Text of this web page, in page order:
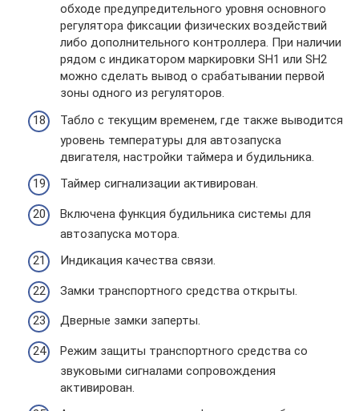
обходе предупредительного уровня основного
регулятора фиксации физических воздействий
либо дополнительного контроллера. При наличии
рядом с индикатором маркировки SH1 или SH2
можно сделать вывод о срабатывании первой
зоны одного из регуляторов.
Табло с текущим временем, где также выводится
уровень температуры для автозапуска
двигателя, настройки таймера и будильника.
Таймер сигнализации активирован.
Включена функция будильника системы для
автозапуска мотора.
Индикация качества связи.
Замки транспортного средства открыты.
Дверные замки заперты.
Режим защиты транспортного средства со
звуковыми сигналами сопровождения
активирован.